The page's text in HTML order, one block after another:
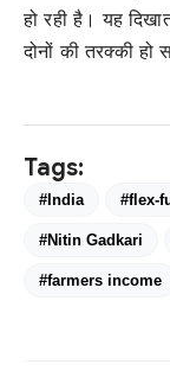
हो रही है। यह
दोनों की तरक्की हो
Tags:
#India #flex-
#Nitin Gadkari
#farmers income